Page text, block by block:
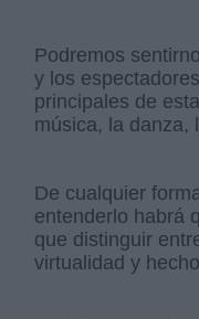
Podremos
y los
principales de
música, la danza,
De cualquier
entenderlo habrá
que distinguir
virtualidad y